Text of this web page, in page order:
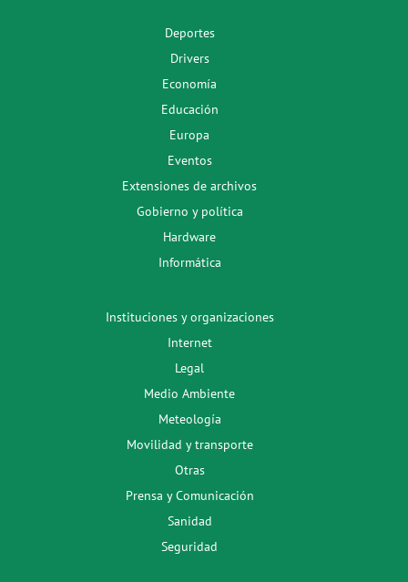
Deportes
Drivers
Economía
Educación
Europa
Eventos
Extensiones de archivos
Gobierno y política
Hardware
Informática
Instituciones y organizaciones
Internet
Legal
Medio Ambiente
Meteología
Movilidad y transporte
Otras
Prensa y Comunicación
Sanidad
Seguridad